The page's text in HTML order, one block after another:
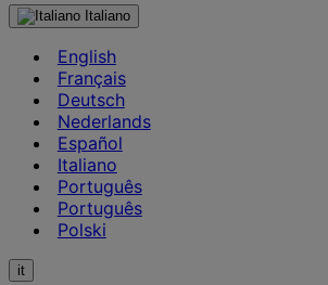
Italiano
English
Français
Deutsch
Nederlands
Español
Italiano
Português
Português
Polski
it